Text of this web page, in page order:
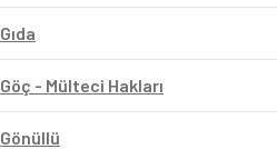
Gıda
Göç - Mülteci Hakları
Gönüllü